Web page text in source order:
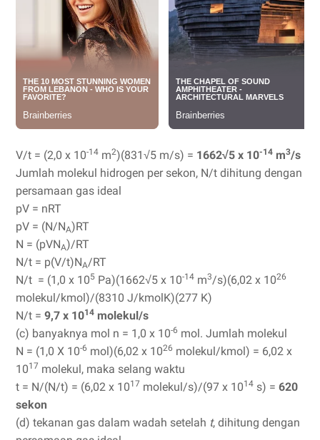
V/t = (2,0 x 10-14 m2)(831√5 m/s) = 1662√5 x 10-14 m3/s
Jumlah molekul hidrogen per sekon, N/t dihitung dengan
persamaan gas ideal
pV = nRT
pV = (N/NA)RT
N = (pVNA)/RT
N/t = p(V/t)NA/RT
N/t = (1,0 x 105 Pa)(1662√5 x 10-14 m3/s)(6,02 x 1026
molekul/kmol)/(8310 J/kmolK)(277 K)
N/t = 9,7 x 1014 molekul/s
(c) banyaknya mol n = 1,0 x 10-6 mol. Jumlah molekul
N = (1,0 X 10-6 mol)(6,02 x 1026 molekul/kmol) = 6,02 x
1017 molekul, maka selang waktu
t = N/(N/t) = (6,02 x 1017 molekul/s)/(97 x 1014 s) = 620
sekon
(d) tekanan gas dalam wadah setelah t, dihitung dengan